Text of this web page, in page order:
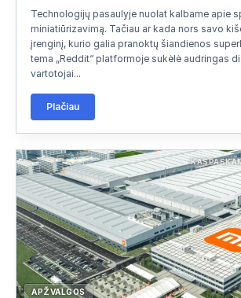
Technologijų pasaulyje nuolat kalbame apie
miniatiūrizavimą. Tačiau ar kada nors savo
įrenginį, kurio galia pranoktų šiandienos
tema „Reddit“ platformoje sukėlė audringas
vartotojai...
Plačiau
APŽVALGOS